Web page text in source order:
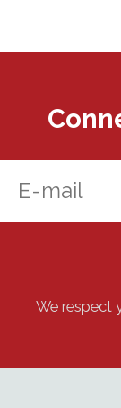
We respect